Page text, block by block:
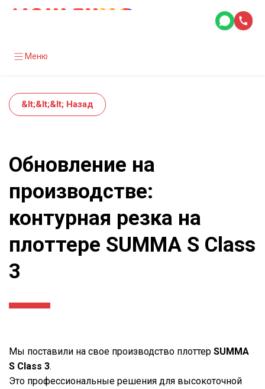
Меню
&lt;&lt;&lt; Назад
Обновление на
производстве:
контурная резка на
плоттере SUMMA S Class
3
Мы поставили на свое производство плоттер SUMMA
S Class 3.
Это профессиональные решения для высокоточной